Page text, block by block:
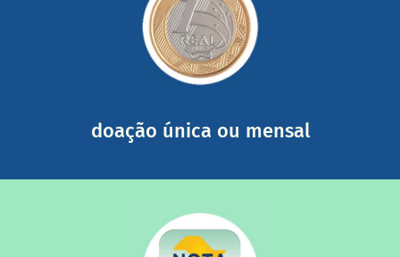
doação única ou mensal
mail mostrando tudo o que fizemos com a sua ajuda
somada a de outras pessoas.
saiba mais